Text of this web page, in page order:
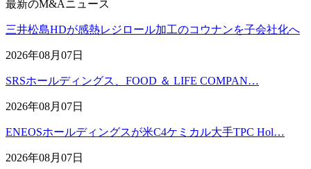
最新のM&Aニュース
三井松島HDが感熱レジロール加工のコウナンを子会社化へ
2026年08月07日
SRSホールディングス、FOOD ＆ LIFE COMPAN…
2026年08月07日
ENEOSホールディングスが米C4ケミカル大手TPC Hol…
2026年08月07日